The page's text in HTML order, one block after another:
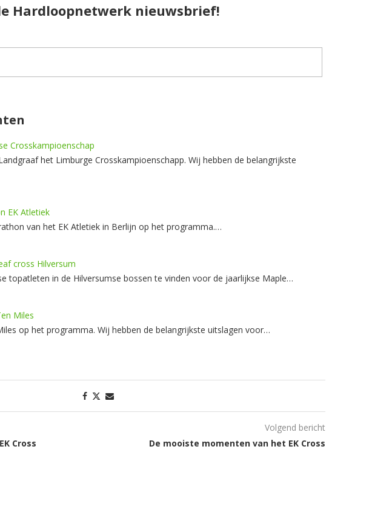
Hardloopnetwerk nieuwsbrief!
Crosskampioenschap
het Limburge Crosskampioenschapp. Wij hebben de belangrijkste
EK Atletiek
van het EK Atletiek in Berlijn op het programma.…
cross Hilversum
topatleten in de Hilversumse bossen te vinden voor de jaarlijkse Maple…
Miles
op het programma. Wij hebben de belangrijkste uitslagen voor…
Cross
Volgend bericht
De mooiste momenten van het EK Cross